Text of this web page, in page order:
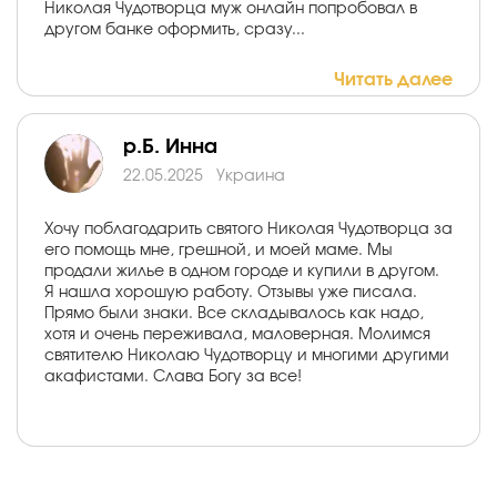
Николая Чудотворца муж онлайн попробовал в
другом банке оформить, сразу...
Читать далее
р.Б. Инна
22.05.2025 Украина
Хочу поблагодарить святого Николая Чудотворца за
его помощь мне, грешной, и моей маме. Мы
продали жилье в одном городе и купили в другом.
Я нашла хорошую работу. Отзывы уже писала.
Прямо были знаки. Все складывалось как надо,
хотя и очень переживала, маловерная. Молимся
святителю Николаю Чудотворцу и многими другими
акафистами. Слава Богу за все!